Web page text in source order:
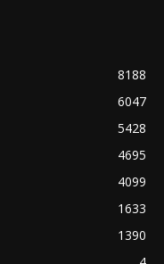
8188
6047
5428
4695
4099
1633
1390